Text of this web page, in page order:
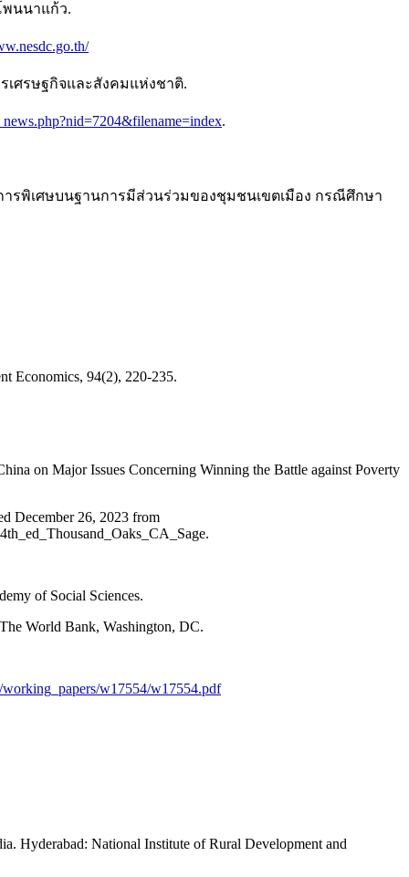
พนนาแก้ว.
เศรษฐกิจและสังคมแห่งชาติ.
.
ารพิเศษบนฐานการมีส่วนร่วมของชุมชนเขตเมือง กรณีศึกษา
Economics, 94(2), 220-235.
on Major Issues Concerning Winning the Battle against Poverty
December 26, 2023 from
of Social Sciences.
World Bank, Washington, DC.
w17554/w17554.pdf
Hyderabad: National Institute of Rural Development and